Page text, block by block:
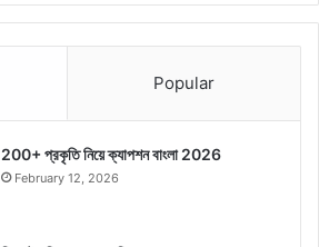
Popular
200+ প্রকৃতি নিয়ে ক্যাপশন বাংলা 2026
February 12, 2026